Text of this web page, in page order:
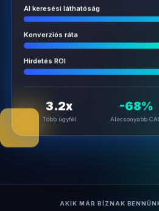
AI keresési láthatóság
Konverziós ráta
Hirdetés ROI
3.2x -68%
AKIK MÁR BÍZNAK